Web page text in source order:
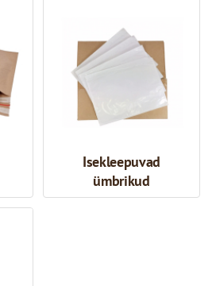
Isekleepuvad
ümbrikud